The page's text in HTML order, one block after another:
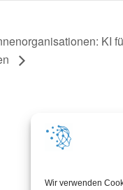
Wir verwenden
KI
In